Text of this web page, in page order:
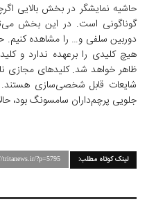
حاشیه نمایشگر در بخش بالایی
گوناگونی است. در این بخش
دوربین سلفی و… را مشاهده کنیم.
هیچ کلیدی را برعهده ندارد و
ظاهر خواهد شد. کلیدهای مجازی
شایعات قابل شخصی‌سازی
جلویی پرچم‌داران سامسونگ بود،
لینک کوتاه مطلب: tritanews.ir/?p=5795